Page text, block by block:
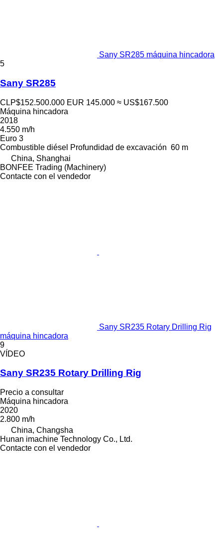
Sany SR285 máquina hincadora
5
Sany SR285
CLP$152.500.000 EUR 145.000 ≈ US$167.500
Máquina hincadora
2018
4.550 m/h
Euro 3
Combustible diésel Profundidad de excavación 60 m
China, Shanghai
BONFEE Trading (Machinery)
Contacte con el vendedor
Sany SR235 Rotary Drilling Rig
máquina hincadora
9
VÍDEO
Sany SR235 Rotary Drilling Rig
Precio a consultar
Máquina hincadora
2020
2.800 m/h
China, Changsha
Hunan imachine Technology Co., Ltd.
Contacte con el vendedor